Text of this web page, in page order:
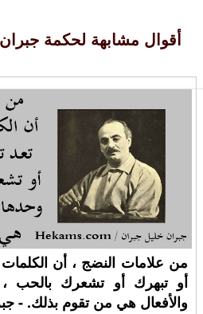
أقوال مشابهة لحكمة
من علامات النضج ، أن الكلمات
أو تبهرك أو تشعرك بالحب
والأفعال هي من تقوم بذلك. -